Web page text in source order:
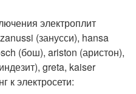
электроплит
(занусси), hansa
(бош), ariston (аристон),
greta, kaiser
к электросети: